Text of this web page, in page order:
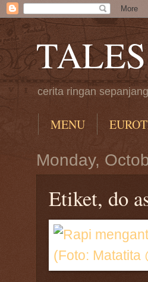
cerita ringan
MENU
Monday,
Etiket, do